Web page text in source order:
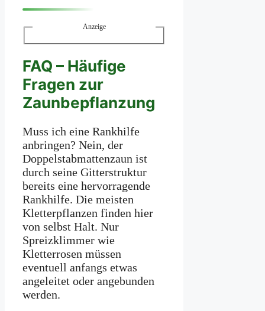
Anzeige
FAQ – Häufige
Fragen zur
Zaunbepflanzung
Muss ich eine Rankhilfe
anbringen? Nein, der
Doppelstabmattenzaun ist
durch seine Gitterstruktur
bereits eine hervorragende
Rankhilfe. Die meisten
Kletterpflanzen finden hier
von selbst Halt. Nur
Spreizklimmer wie
Kletterrosen müssen
eventuell anfangs etwas
angeleitet oder angebunden
werden.